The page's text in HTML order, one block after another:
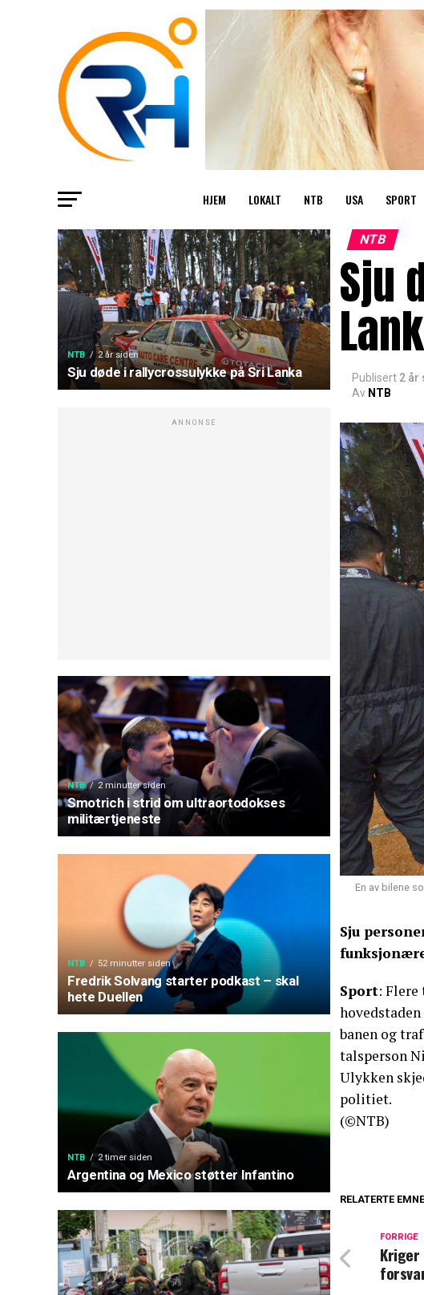
HJEM LOKALT NTB USA SPORT
NTB 2 år siden
Sju døde i rallycrossulykke på Sri Lanka
ANNONSE
NTB 2 minutter siden
Smotrich i strid om ultraortodokses
militærtjeneste
NTB 52 minutter siden
Fredrik Solvang starter podkast – skal
hete Duellen
NTB 2 timer siden
Argentina og Mexico støtter Infantino
NTB
Sju
Publisert 2 år
Av NTB
En av bilene
Sju
Sport:
banen og
talsperson
Ulykken
politiet.
(©NTB)
RELATERTE
FORRIGE